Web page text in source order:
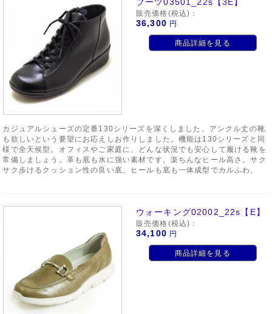
ブーツ03501_22s【3E】
販売価格(税込)：
36,300 円
商品詳細を見る
カジュアルシューズの定番130シリーズを深くしました。アンクル丈の靴
も欲しいという要望にお応えしお作りしました。機能は130シリーズと同
様で全天候型。オフィスやご家庭に、どんな状況でも安心して履ける靴を
常備しましょう。革も底も水に強い素材です。楽ちんなヒール高さ。サク
サク歩けるクッション性の良い底。ヒールも底も一体成型でカルふわ。
ウォーキング02002_22s【E】
販売価格(税込)：
34,100 円
商品詳細を見る